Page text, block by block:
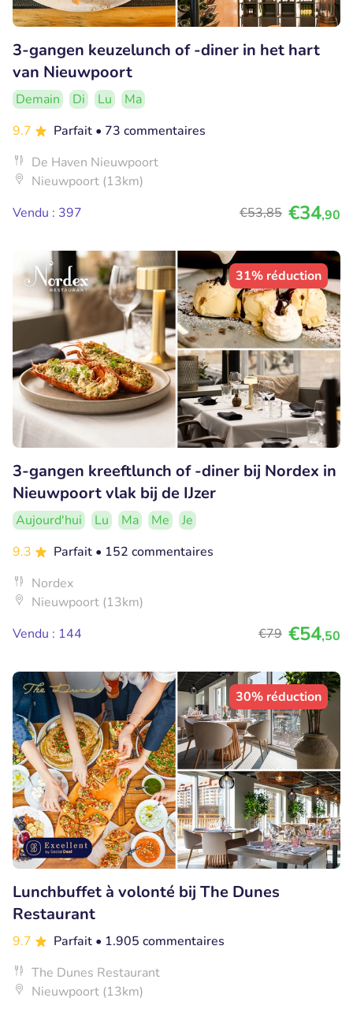
3-gangen keuzelunch of -diner in het hart
van Nieuwpoort
Demain Di Lu
Ma
9.7
Parfait • 73 commentaires
De Haven Nieuwpoort
Nieuwpoort (13km)
Vendu : 397
€53,85 €34,90
31% réduction
3-gangen kreeftlunch of -diner bij Nordex in
Nieuwpoort vlak bij de IJzer
Aujourd'hui Lu Ma Me
Je
9.3
Parfait • 152 commentaires
Nordex
Nieuwpoort (13km)
Vendu : 144
€79 €54,50
30% réduction
Lunchbuffet à volonté bij The Dunes
Restaurant
9.7 Parfait • 1.905 commentaires
The Dunes Restaurant
Nieuwpoort (13km)